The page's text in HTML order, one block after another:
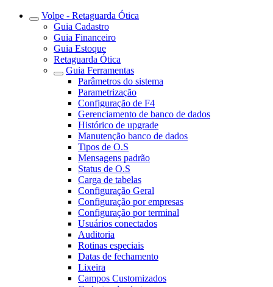
Volpe - Retaguarda Ótica
Guia Cadastro
Guia Financeiro
Guia Estoque
Retaguarda Ótica
Guia Ferramentas
Parâmetros do sistema
Parametrização
Configuração de F4
Gerenciamento de banco de dados
Histórico de upgrade
Manutenção banco de dados
Tipos de O.S
Mensagens padrão
Status de O.S
Carga de tabelas
Configuração Geral
Configuração por empresas
Configuração por terminal
Usuários conectados
Auditoria
Rotinas especiais
Datas de fechamento
Lixeira
Campos Customizados